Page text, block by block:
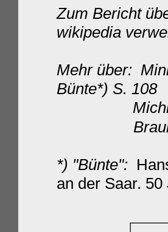
Zum Bericht
wikipedia
Mehr über:
Bünte*) S. 108
Michl und
Braun: s.
*) "Bünte":
an der Saar.